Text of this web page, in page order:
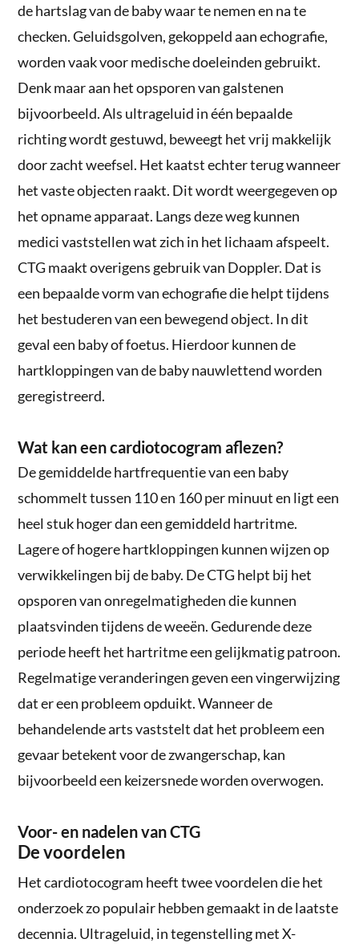
de hartslag van de baby waar te nemen en na te
checken. Geluidsgolven, gekoppeld aan echografie,
worden vaak voor medische doeleinden gebruikt.
Denk maar aan het opsporen van galstenen
bijvoorbeeld. Als ultrageluid in één bepaalde
richting wordt gestuwd, beweegt het vrij makkelijk
door zacht weefsel. Het kaatst echter terug wanneer
het vaste objecten raakt. Dit wordt weergegeven op
het opname apparaat. Langs deze weg kunnen
medici vaststellen wat zich in het lichaam afspeelt.
CTG maakt overigens gebruik van Doppler. Dat is
een bepaalde vorm van echografie die helpt tijdens
het bestuderen van een bewegend object. In dit
geval een baby of foetus. Hierdoor kunnen de
hartkloppingen van de baby nauwlettend worden
geregistreerd.
Wat kan een cardiotocogram aflezen?
De gemiddelde hartfrequentie van een baby
schommelt tussen 110 en 160 per minuut en ligt een
heel stuk hoger dan een gemiddeld hartritme.
Lagere of hogere hartkloppingen kunnen wijzen op
verwikkelingen bij de baby. De CTG helpt bij het
opsporen van onregelmatigheden die kunnen
plaatsvinden tijdens de weeën. Gedurende deze
periode heeft het hartritme een gelijkmatig patroon.
Regelmatige veranderingen geven een vingerwijzing
dat er een probleem opduikt. Wanneer de
behandelende arts vaststelt dat het probleem een
gevaar betekent voor de zwangerschap, kan
bijvoorbeeld een keizersnede worden overwogen.
Voor- en nadelen van CTG
De voordelen
Het cardiotocogram heeft twee voordelen die het
onderzoek zo populair hebben gemaakt in de laatste
decennia. Ultrageluid, in tegenstelling met X-